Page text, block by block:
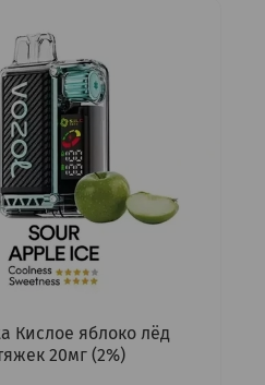
Кислое яблоко лёд
20мг (2%)